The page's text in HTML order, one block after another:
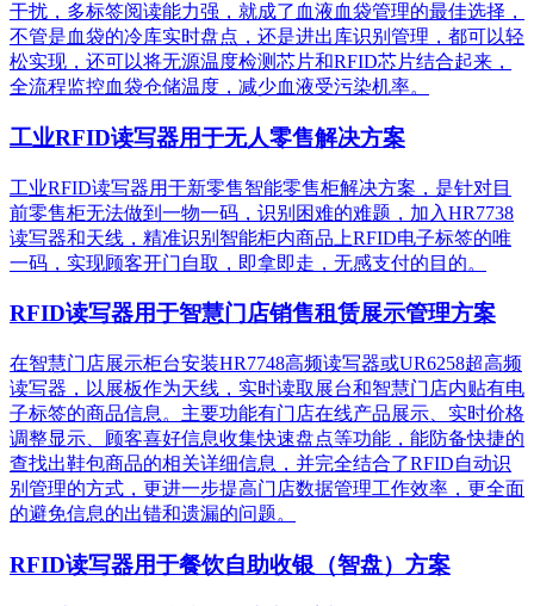
干扰，多标签阅读能力强，就成了血液血袋管理的最佳选择，
不管是血袋的冷库实时盘点，还是进出库识别管理，都可以轻
松实现，还可以将无源温度检测芯片和RFID芯片结合起来，
全流程监控血袋仓储温度，减少血液受污染机率。
工业RFID读写器用于无人零售解决方案
工业RFID读写器用于新零售智能零售柜解决方案，是针对目
前零售柜无法做到一物一码，识别困难的难题，加入HR7738
读写器和天线，精准识别​智能柜内商品上RFID电子标签的唯
一码，实现顾客开门自取，即拿即走，无感支付的目的。
RFID读写器用于智慧门店销售租赁展示管理方案
在智慧门店展示柜台安装HR7748高频读写器或UR6258超高频
读写器，以展板作为天线，实时读取展台和智慧门店内贴有电
子标签的商品信息。主要功能有门店在线产品展示、实时价格
调整显示、顾客喜好信息收集快速盘点等功能，能防备快捷的
查找出鞋包商品的相关详细信息，并完全结合了RFID自动识
别管理的方式，更进一步提高门店数据管理工作效率，更全面
的避免信息的出错和遗漏的问题。
RFID读写器用于餐饮自助收银（智盘）方案